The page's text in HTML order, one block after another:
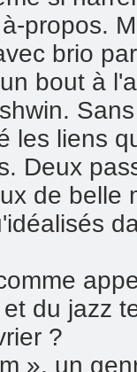
propos.
brio
bout à
les liens
Deux
de belle
du jazz
?
», un